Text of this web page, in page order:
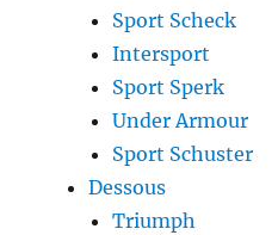
Sport Scheck
Intersport
Sport Sperk
Under Armour
Sport Schuster
Dessous
Triumph